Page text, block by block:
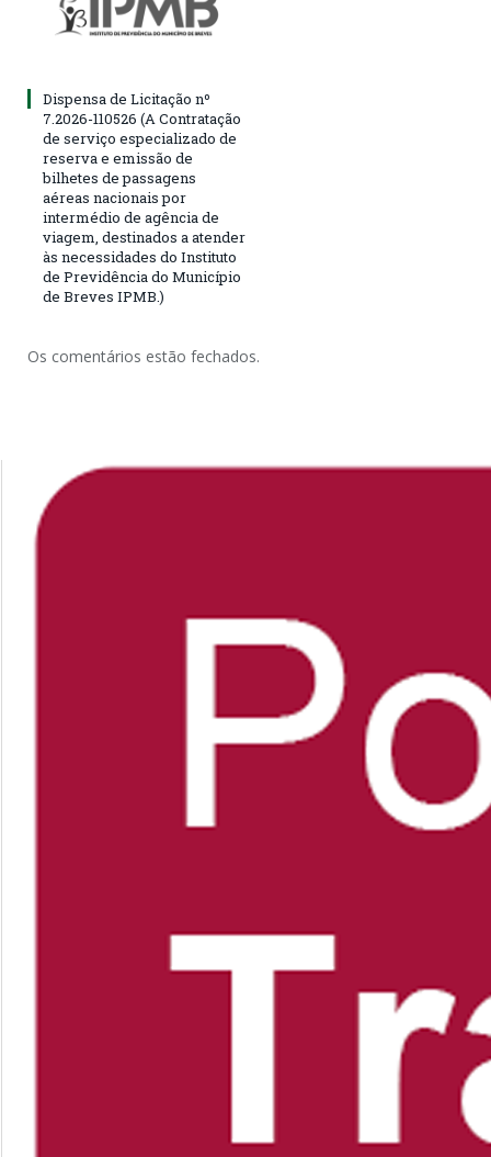
Dispensa de Licitação nº
7.2026-110526 (A Contratação
de serviço especializado de
reserva e emissão de
bilhetes de passagens
aéreas nacionais por
intermédio de agência de
viagem, destinados a atender
às necessidades do Instituto
de Previdência do Município
de Breves IPMB.)
Os comentários estão fechados.